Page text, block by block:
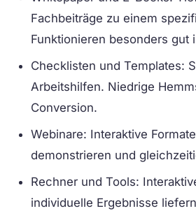
Fachbeiträge zu einem
Funktionieren besonders gut
Checklisten und Templates:
Arbeitshilfen. Niedrige
Conversion.
Webinare: Interaktive
demonstrieren und
Rechner und Tools:
individuelle Ergebnisse